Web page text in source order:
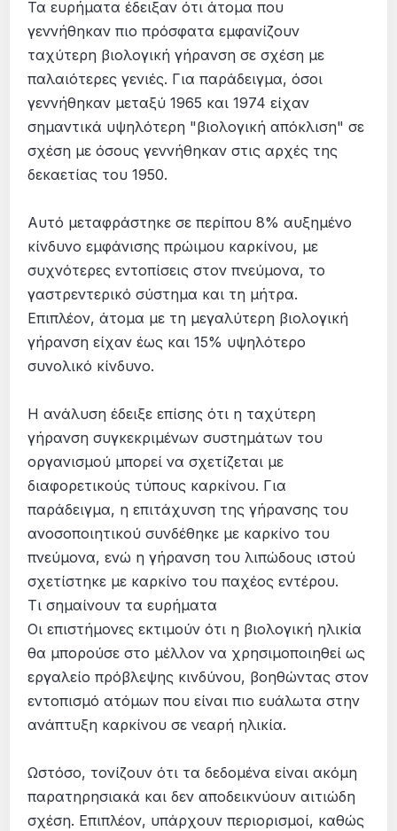
Τα ευρήματα έδειξαν ότι άτομα που
γεννήθηκαν πιο πρόσφατα εμφανίζουν
ταχύτερη βιολογική γήρανση σε σχέση με
παλαιότερες γενιές. Για παράδειγμα, όσοι
γεννήθηκαν μεταξύ 1965 και 1974 είχαν
σημαντικά υψηλότερη "βιολογική απόκλιση" σε
σχέση με όσους γεννήθηκαν στις αρχές της
δεκαετίας του 1950.
Αυτό μεταφράστηκε σε περίπου 8% αυξημένο
κίνδυνο εμφάνισης πρώιμου καρκίνου, με
συχνότερες εντοπίσεις στον πνεύμονα, το
γαστρεντερικό σύστημα και τη μήτρα.
Επιπλέον, άτομα με τη μεγαλύτερη βιολογική
γήρανση είχαν έως και 15% υψηλότερο
συνολικό κίνδυνο.
Η ανάλυση έδειξε επίσης ότι η ταχύτερη
γήρανση συγκεκριμένων συστημάτων του
οργανισμού μπορεί να σχετίζεται με
διαφορετικούς τύπους καρκίνου. Για
παράδειγμα, η επιτάχυνση της γήρανσης του
ανοσοποιητικού συνδέθηκε με καρκίνο του
πνεύμονα, ενώ η γήρανση του λιπώδους ιστού
σχετίστηκε με καρκίνο του παχέος εντέρου.
Τι σημαίνουν τα ευρήματα
Οι επιστήμονες εκτιμούν ότι η βιολογική ηλικία
θα μπορούσε στο μέλλον να χρησιμοποιηθεί ως
εργαλείο πρόβλεψης κινδύνου, βοηθώντας στον
εντοπισμό ατόμων που είναι πιο ευάλωτα στην
ανάπτυξη καρκίνου σε νεαρή ηλικία.
Ωστόσο, τονίζουν ότι τα δεδομένα είναι ακόμη
παρατηρησιακά και δεν αποδεικνύουν αιτιώδη
σχέση. Επιπλέον, υπάρχουν περιορισμοί, καθώς